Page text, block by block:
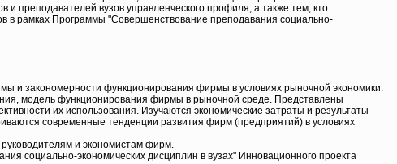
и преподавателей вузов управленческого профиля, а также тем, кто
в рамках Программы "Совершенствование преподавания социально-
и закономерности функционирования фирмы в условиях рыночной экономики.
модель функционирования фирмы в рыночной среде. Представлены
их использования. Изучаются экономические затраты и результаты
современные тенденции развития фирм (предприятий) в условиях
руководителям и экономистам фирм.
социально-экономических дисциплин в вузах" Инновационного проекта